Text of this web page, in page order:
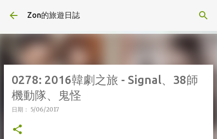
Zon的旅遊日誌
0278: 2016韓劇之旅 - Signal、38師
機動隊、鬼怪
日期： 5/06/2017